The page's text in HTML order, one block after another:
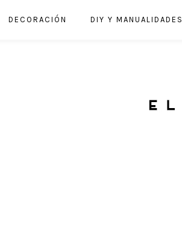
DECORACIÓN DIY Y MANUALIDADES